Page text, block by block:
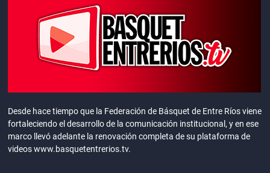
Desde hace tiempo que la Federación de Básquet de Entre Ríos viene
fortaleciendo el desarrollo de la comunicación institucional, y en ese
marco llevó adelante la renovación completa de su plataforma de
videos www.basquetentrerios.tv.